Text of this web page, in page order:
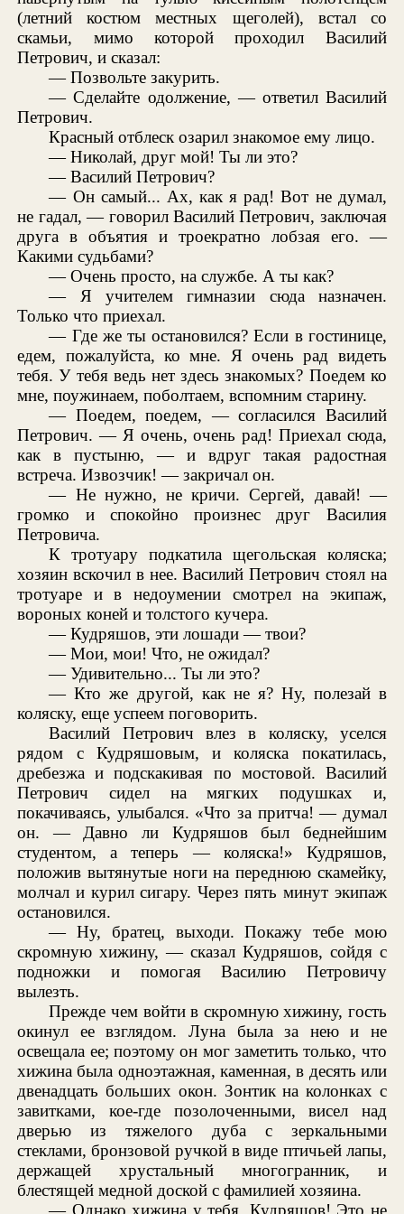
(летний костюм местных щеголей), встал со
скамьи, мимо которой проходил Василий
Петрович, и сказал:
— Позвольте закурить.
— Сделайте одолжение, — ответил Василий
Петрович.
Красный отблеск озарил знакомое ему лицо.
— Николай, друг мой! Ты ли это?
— Василий Петрович?
— Он самый... Ах, как я рад! Вот не думал,
не гадал, — говорил Василий Петрович, заключая
друга в объятия и троекратно лобзая его. —
Какими судьбами?
— Очень просто, на службе. А ты как?
— Я учителем гимназии сюда назначен.
Только что приехал.
— Где же ты остановился? Если в гостинице,
едем, пожалуйста, ко мне. Я очень рад видеть
тебя. У тебя ведь нет здесь знакомых? Поедем ко
мне, поужинаем, поболтаем, вспомним старину.
— Поедем, поедем, — согласился Василий
Петрович. — Я очень, очень рад! Приехал сюда,
как в пустыню, — и вдруг такая радостная
встреча. Извозчик! — закричал он.
— Не нужно, не кричи. Сергей, давай! —
громко и спокойно произнес друг Василия
Петровича.
К тротуару подкатила щегольская коляска;
хозяин вскочил в нее. Василий Петрович стоял на
тротуаре и в недоумении смотрел на экипаж,
вороных коней и толстого кучера.
— Кудряшов, эти лошади — твои?
— Мои, мои! Что, не ожидал?
— Удивительно... Ты ли это?
— Кто же другой, как не я? Ну, полезай в
коляску, еще успеем поговорить.
Василий Петрович влез в коляску, уселся
рядом с Кудряшовым, и коляска покатилась,
дребезжа и подскакивая по мостовой. Василий
Петрович сидел на мягких подушках и,
покачиваясь, улыбался. «Что за притча! — думал
он. — Давно ли Кудряшов был беднейшим
студентом, а теперь — коляска!» Кудряшов,
положив вытянутые ноги на переднюю скамейку,
молчал и курил сигару. Через пять минут экипаж
остановился.
— Ну, братец, выходи. Покажу тебе мою
скромную хижину, — сказал Кудряшов, сойдя с
подножки и помогая Василию Петровичу
вылезть.
Прежде чем войти в скромную хижину, гость
окинул ее взглядом. Луна была за нею и не
освещала ее; поэтому он мог заметить только, что
хижина была одноэтажная, каменная, в десять или
двенадцать больших окон. Зонтик на колонках с
завитками, кое-где позолоченными, висел над
дверью из тяжелого дуба с зеркальными
стеклами, бронзовой ручкой в виде птичьей лапы,
держащей хрустальный многогранник, и
блестящей медной доской с фамилией хозяина.
— Однако хижина у тебя, Кудряшов! Это не